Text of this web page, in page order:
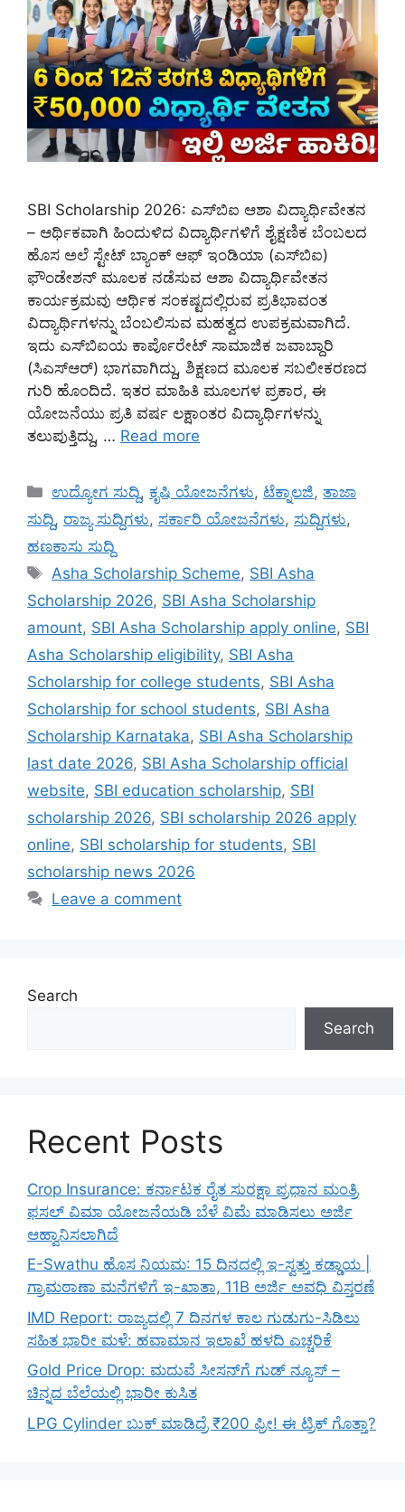
SBI Scholarship 2026: ಎಸ್‌ಬಿಐ ಆಶಾ ವಿದ್ಯಾರ್ಥಿವೇತನ
– ಆರ್ಥಿಕವಾಗಿ ಹಿಂದುಳಿದ ವಿದ್ಯಾರ್ಥಿಗಳಿಗೆ ಶೈಕ್ಷಣಿಕ ಬೆಂಬಲದ
ಹೊಸ ಅಲೆ ಸ್ಟೇಟ್ ಬ್ಯಾಂಕ್ ಆಫ್ ಇಂಡಿಯಾ (ಎಸ್‌ಬಿಐ)
ಫೌಂಡೇಶನ್ ಮೂಲಕ ನಡೆಸುವ ಆಶಾ ವಿದ್ಯಾರ್ಥಿವೇತನ
ಕಾರ್ಯಕ್ರಮವು ಆರ್ಥಿಕ ಸಂಕಷ್ಟದಲ್ಲಿರುವ ಪ್ರತಿಭಾವಂತ
ವಿದ್ಯಾರ್ಥಿಗಳನ್ನು ಬೆಂಬಲಿಸುವ ಮಹತ್ವದ ಉಪಕ್ರಮವಾಗಿದೆ.
ಇದು ಎಸ್‌ಬಿಐಯ ಕಾರ್ಪೊರೇಟ್ ಸಾಮಾಜಿಕ ಜವಾಬ್ದಾರಿ
(ಸಿಎಸ್‌ಆರ್) ಭಾಗವಾಗಿದ್ದು, ಶಿಕ್ಷಣದ ಮೂಲಕ ಸಬಲೀಕರಣದ
ಗುರಿ ಹೊಂದಿದೆ. ಇತರ ಮಾಹಿತಿ ಮೂಲಗಳ ಪ್ರಕಾರ, ಈ
ಯೋಜನೆಯು ಪ್ರತಿ ವರ್ಷ ಲಕ್ಷಾಂತರ ವಿದ್ಯಾರ್ಥಿಗಳನ್ನು
ತಲುಪುತ್ತಿದ್ದು, … Read more
Categories
ಉದ್ಯೋಗ ಸುದ್ದಿ, ಕೃಷಿ ಯೋಜನೆಗಳು, ಟೆಕ್ನಾಲಜಿ,ತಾಜಾ
ಸುದ್ದಿ, ರಾಜ್ಯ ಸುದ್ದಿಗಳು, ಸರ್ಕಾರಿ ಯೋಜನೆಗಳು, ಸುದ್ದಿಗಳು,
ಹಣಕಾಸು ಸುದ್ದಿ
Tags
Asha Scholarship Scheme, SBI Asha
Scholarship 2026, SBI Asha Scholarship
amount, SBI Asha Scholarship apply online, SBI
Asha Scholarship eligibility, SBI Asha
Scholarship for college students, SBI Asha
Scholarship for school students, SBI Asha
Scholarship Karnataka, SBI Asha Scholarship
last date 2026, SBI Asha Scholarship official
website, SBI education scholarship, SBI
scholarship 2026, SBI scholarship 2026 apply
online, SBI scholarship for students, SBI
scholarship news 2026
Leave a comment
Search
Search
Recent Posts
Crop Insurance: ಕರ್ನಾಟಕ ರೈತ ಸುರಕ್ಷಾ ಪ್ರಧಾನ ಮಂತ್ರಿ
ಫಸಲ್ ವಿಮಾ ಯೋಜನೆಯಡಿ ಬೆಳೆ ವಿಮೆ ಮಾಡಿಸಲು ಅರ್ಜಿ
ಆಹ್ವಾನಿಸಲಾಗಿದೆ
E-Swathu ಹೊಸ ನಿಯಮ: 15 ದಿನದಲ್ಲಿ ಇ-ಸ್ವತ್ತು ಕಡ್ಡಾಯ |
ಗ್ರಾಮಠಾಣಾ ಮನೆಗಳಿಗೆ ಇ-ಖಾತಾ, 11B ಅರ್ಜಿ ಅವಧಿ ವಿಸ್ತರಣೆ
IMD Report: ರಾಜ್ಯದಲ್ಲಿ 7 ದಿನಗಳ ಕಾಲ ಗುಡುಗು-ಸಿಡಿಲು
ಸಹಿತ ಭಾರೀ ಮಳೆ: ಹವಾಮಾನ ಇಲಾಖೆ ಹಳದಿ ಎಚ್ಚರಿಕೆ
Gold Price Drop: ಮದುವೆ ಸೀಸನ್‌ಗೆ ಗುಡ್ ನ್ಯೂಸ್ –
ಚಿನ್ನದ ಬೆಲೆಯಲ್ಲಿ ಭಾರೀ ಕುಸಿತ
LPG Cylinder ಬುಕ್ ಮಾಡಿದ್ರೆ ₹200 ಫ್ರೀ! ಈ ಟ್ರಿಕ್ ಗೊತ್ತಾ?